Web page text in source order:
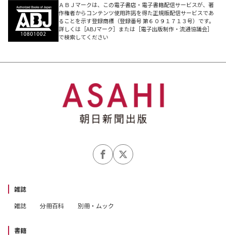
ＡＢＪマークは、この電子書店・電子書籍配信サービスが、著
作権者からコンテンツ使用許諾を得た正規版配信サービスであ
ることを示す登録商標（登録番号 第６０９１７１３号）です。
詳しくは［ABJマーク］または［電子出版制作・流通協議会］
で検索してください
雑誌
雑誌
分冊百科 別冊・ムック
書籍